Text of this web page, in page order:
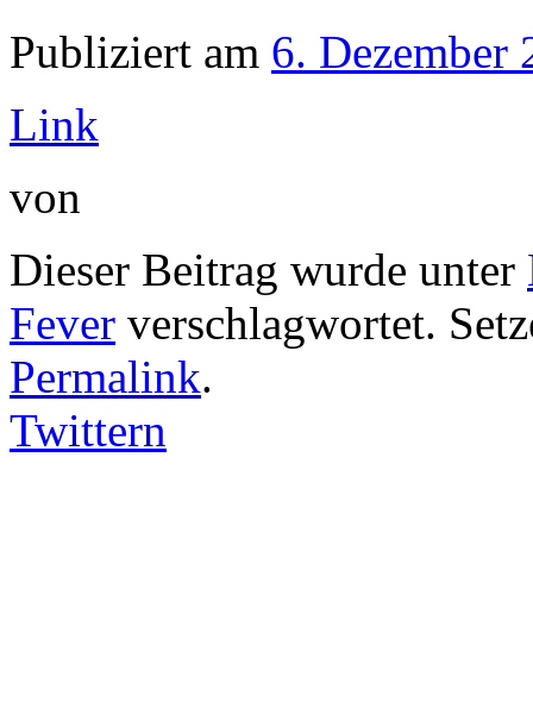
Publiziert am 6. Dezember
Link
von
Dieser Beitrag wurde unter
Fever verschlagwortet.
Permalink.
Twittern